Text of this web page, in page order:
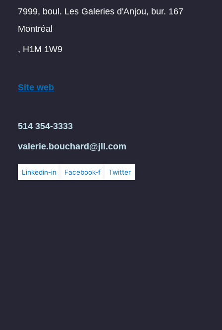
7999, boul. Les Galeries d'Anjou, bur. 167
Montréal
, H1M 1W9
Site web
514 354-3333
valerie.bouchard@jll.com
Linkedin-in Facebook-f Twitter